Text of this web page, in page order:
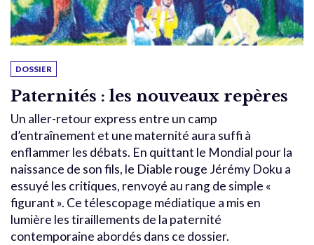
DOSSIER
Paternités : les nouveaux repères
Un aller-retour express entre un camp
d’entraînement et une maternité aura suffi à
enflammer les débats. En quittant le Mondial pour la
naissance de son fils, le Diable rouge Jérémy Doku a
essuyé les critiques, renvoyé au rang de simple «
figurant ». Ce télescopage médiatique a mis en
lumière les tiraillements de la paternité
contemporaine abordés dans ce dossier.